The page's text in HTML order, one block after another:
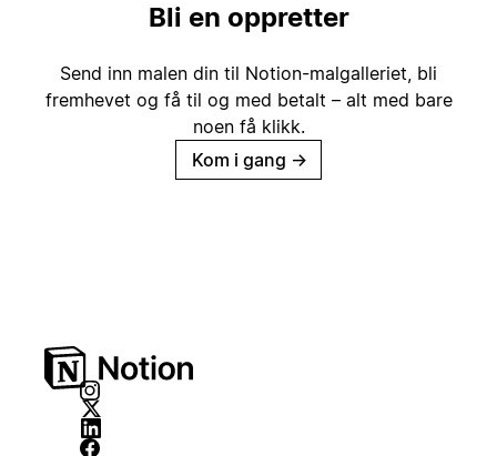
Bli en oppretter
Send inn malen din til Notion-malgalleriet, bli
fremhevet og få til og med betalt – alt med bare
noen få klikk.
Kom i gang →